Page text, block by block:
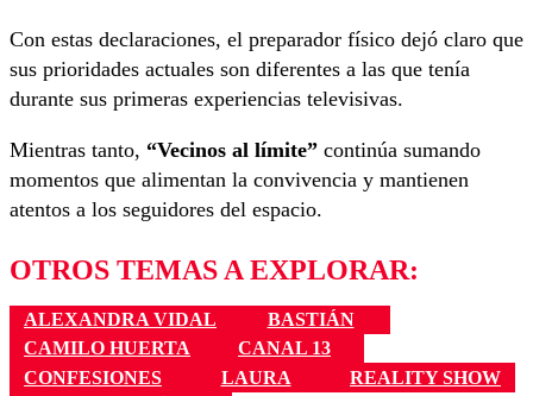
Con estas declaraciones, el preparador físico dejó claro que
sus prioridades actuales son diferentes a las que tenía
durante sus primeras experiencias televisivas.
Mientras tanto, “Vecinos al límite” continúa sumando
momentos que alimentan la convivencia y mantienen
atentos a los seguidores del espacio.
OTROS TEMAS A EXPLORAR:
ALEXANDRA VIDAL
BASTIÁN
CAMILO HUERTA
CANAL 13
CONFESIONES
LAURA
REALITY SHOW